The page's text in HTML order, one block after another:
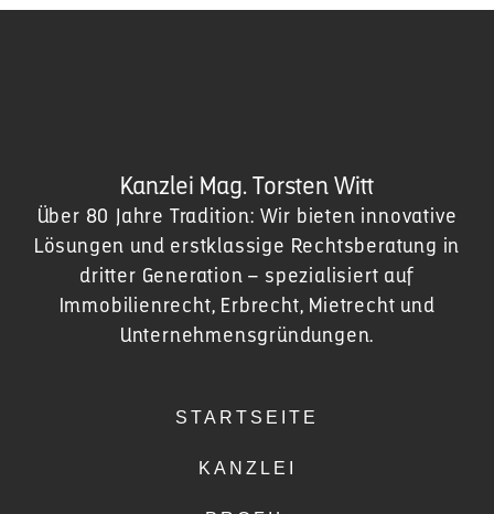
Kanzlei Mag. Torsten Witt
Über 80 Jahre Tradition: Wir bieten innovative
Lösungen und erstklassige Rechtsberatung in
dritter Generation – spezialisiert auf
Immobilienrecht, Erbrecht, Mietrecht und
Unternehmensgründungen.
STARTSEITE
KANZLEI